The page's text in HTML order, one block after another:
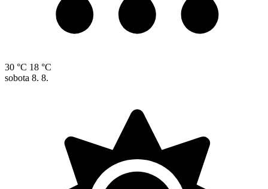
30 °C 18 °C
sobota 8. 8.